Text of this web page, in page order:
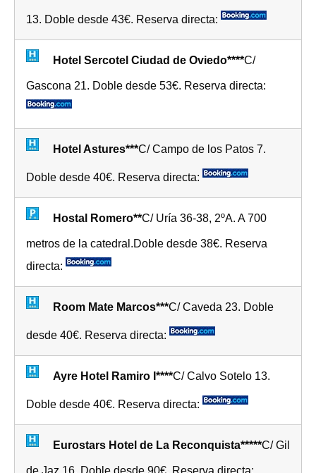
13. Doble desde 43€. Reserva directa:
Hotel Sercotel Ciudad de Oviedo****C/
Gascona 21. Doble desde 53€. Reserva directa:
Hotel Astures***C/ Campo de los Patos 7.
Doble desde 40€. Reserva directa:
Hostal Romero**C/ Uría 36-38, 2ºA. A 700
metros de la catedral.Doble desde 38€. Reserva
directa:
Room Mate Marcos***C/ Caveda 23. Doble
desde 40€. Reserva directa:
Ayre Hotel Ramiro I****C/ Calvo Sotelo 13.
Doble desde 40€. Reserva directa:
Eurostars Hotel de La Reconquista*****C/ Gil
de Jaz 16. Doble desde 90€. Reserva directa: